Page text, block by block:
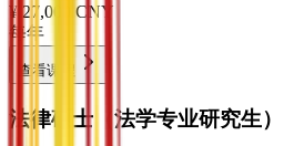
¥ 27,000
CNY
每年
查看课程
法律硕士（法学专业研究生）